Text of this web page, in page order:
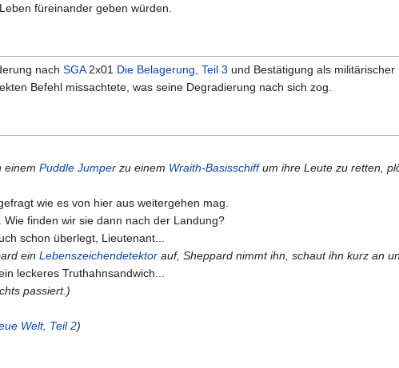
füreinander geben würden.
nachSGA 2x01 Die Belagerung, Teil 3 und Bestätigung als
Befehl missachtete, was seine Degradierung nach sich zog.
einem Puddle Jumper zu einem Wraith-Basisschiffum ihre Leute zu retten,
wie es von hier aus weitergehen mag.
Wie finden wir sie dann nach der Landung?
schon überlegt, Lieutenant...
ein Lebenszeichendetektor auf, Sheppard nimmt ihn, schaut ihn kurz an
leckeres Truthahnsandwich...
passiert.)
Welt, Teil 2)